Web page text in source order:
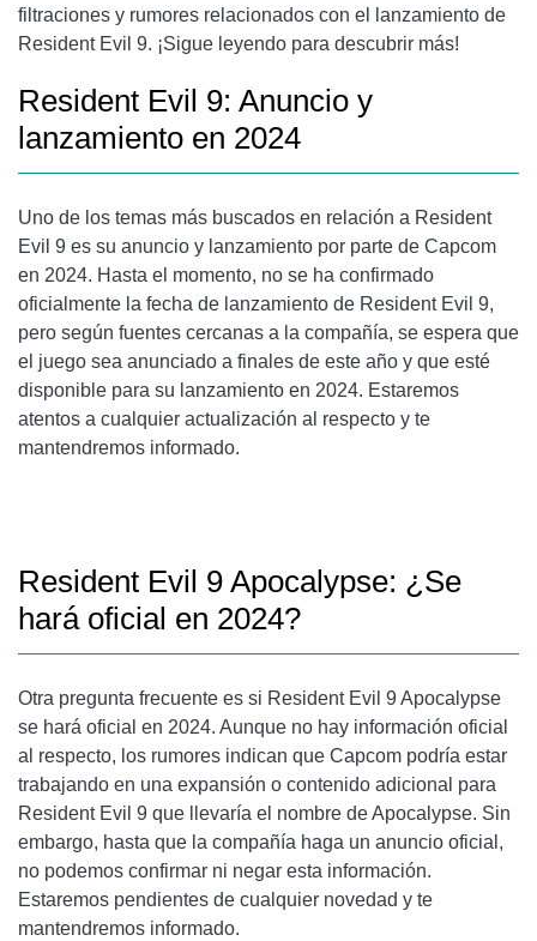
filtraciones y rumores relacionados con el lanzamiento de
Resident Evil 9. ¡Sigue leyendo para descubrir más!
Resident Evil 9: Anuncio y
lanzamiento en 2024
Uno de los temas más buscados en relación a Resident
Evil 9 es su anuncio y lanzamiento por parte de Capcom
en 2024. Hasta el momento, no se ha confirmado
oficialmente la fecha de lanzamiento de Resident Evil 9,
pero según fuentes cercanas a la compañía, se espera que
el juego sea anunciado a finales de este año y que esté
disponible para su lanzamiento en 2024. Estaremos
atentos a cualquier actualización al respecto y te
mantendremos informado.
Resident Evil 9 Apocalypse: ¿Se
hará oficial en 2024?
Otra pregunta frecuente es si Resident Evil 9 Apocalypse
se hará oficial en 2024. Aunque no hay información oficial
al respecto, los rumores indican que Capcom podría estar
trabajando en una expansión o contenido adicional para
Resident Evil 9 que llevaría el nombre de Apocalypse. Sin
embargo, hasta que la compañía haga un anuncio oficial,
no podemos confirmar ni negar esta información.
Estaremos pendientes de cualquier novedad y te
mantendremos informado.